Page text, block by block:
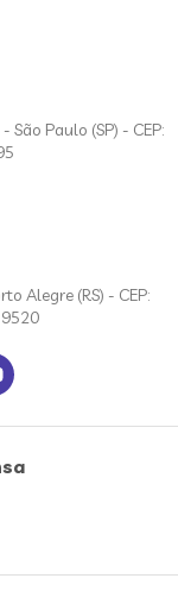
Paulo (SP) - CEP:
Alegre (RS) - CEP: